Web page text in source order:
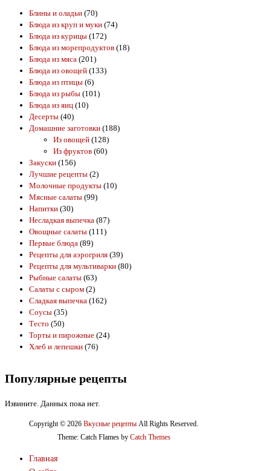
Блины и оладьи (70)
Блюда из круп и муки (74)
Блюда из курицы (172)
Блюда из морепродуктов (18)
Блюда из мяса (201)
Блюда из овощей (133)
Блюда из птицы (6)
Блюда из рыбы (101)
Блюда из яиц (10)
Десерты (40)
Домашние заготовки (188)
Из овощей (128)
Из фруктов (60)
Закуски (156)
Лучшие рецепты (2)
Молочные продукты (10)
Мясные салаты (99)
Напитки (30)
Несладкая выпечка (87)
Овощные салаты (111)
Первые блюда (89)
Рецепты для аэрогриля (39)
Рецепты для мультиварки (80)
Рыбные салаты (63)
Салаты с сыром (2)
Сладкая выпечка (162)
Соусы (35)
Тесто (50)
Торты и пирожные (24)
Хлеб и лепешки (76)
Популярные рецепты
Извините. Данных пока нет.
Copyright © 2026 Вкусные рецепты All Rights Reserved.
Theme: Catch Flames by Catch Themes
Главная